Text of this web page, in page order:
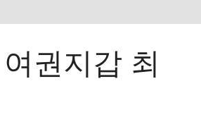
권지갑 최